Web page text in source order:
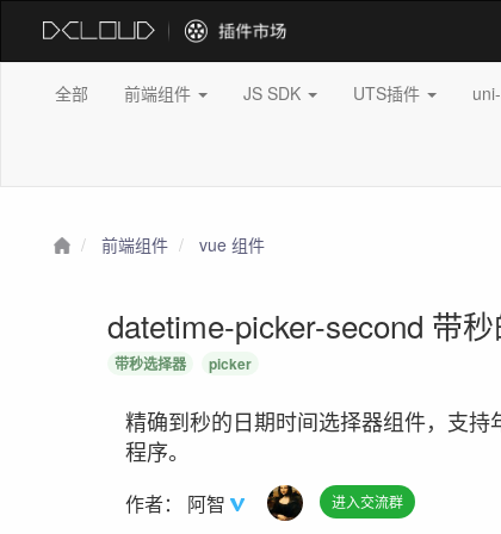
全部 前端组件 JS SDK UTS插件
前端组件 vue 组件
datetime-picker-second 带
带秒选择器
picker
精确到秒的日期时间选择器组件，支
程序。
作者： 阿智 进入交流群